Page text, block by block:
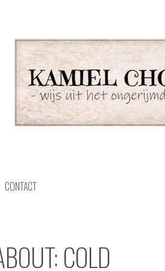
CONTACT
COLD